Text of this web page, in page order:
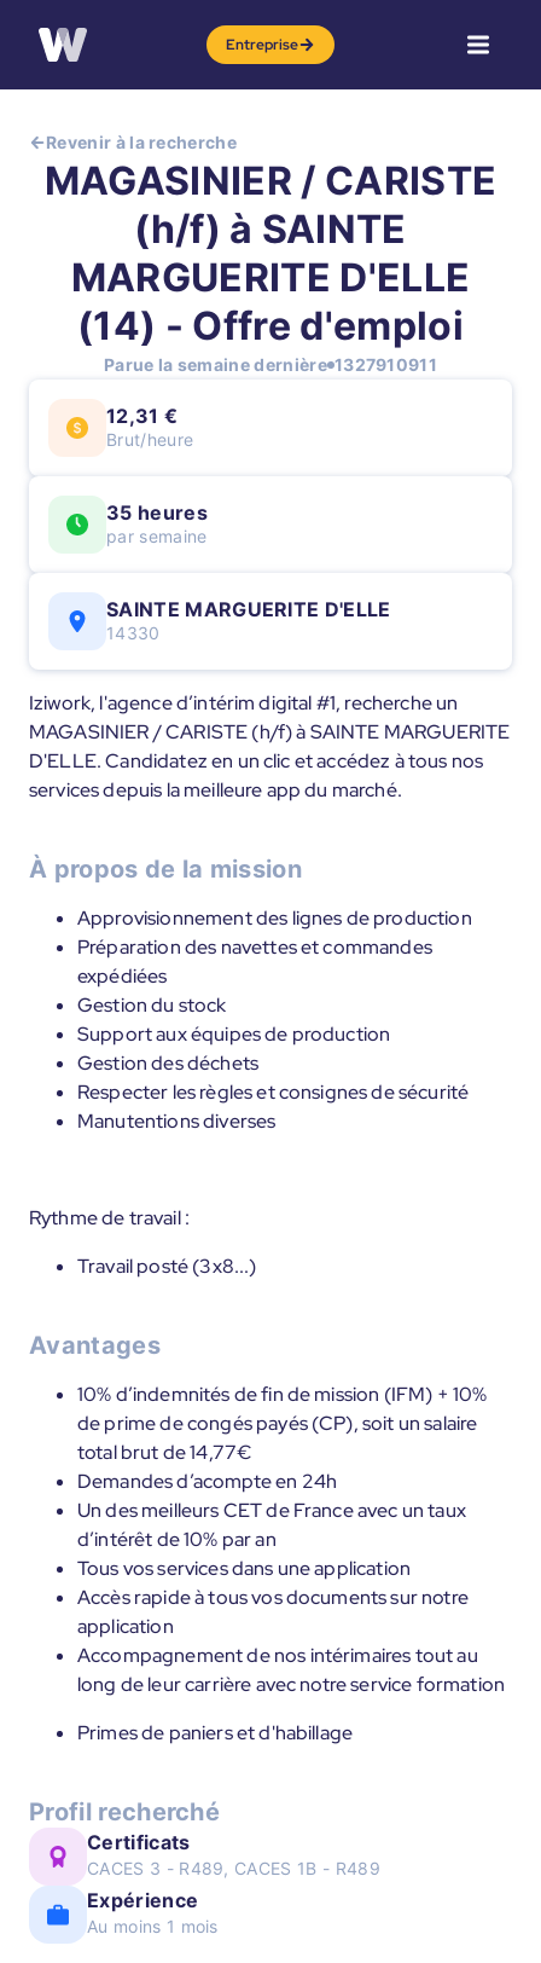
Entreprise
Revenir à la recherche
MAGASINIER / CARISTE
(h/f) à SAINTE
MARGUERITE D'ELLE
(14) - Offre d'emploi
Parue la semaine dernière 1327910911
12,31 €
Brut/heure
35 heures
par semaine
SAINTE MARGUERITE D'ELLE
14330
Iziwork, l'agence d’intérim digital #1, recherche un
MAGASINIER / CARISTE (h/f) à SAINTE MARGUERITE
D'ELLE. Candidatez en un clic et accédez à tous nos
services depuis la meilleure app du marché.
À propos de la mission
Approvisionnement des lignes de production
Préparation des navettes et commandes
expédiées
Gestion du stock
Support aux équipes de production
Gestion des déchets
Respecter les règles et consignes de sécurité
Manutentions diverses
Rythme de travail :
Travail posté (3x8...)
Avantages
10% d’indemnités de fin de mission (IFM) + 10%
de prime de congés payés (CP), soit un salaire
total brut de 14,77€
Demandes d’acompte en 24h
Un des meilleurs CET de France avec un taux
d’intérêt de 10% par an
Tous vos services dans une application
Accès rapide à tous vos documents sur notre
application
Accompagnement de nos intérimaires tout au
long de leur carrière avec notre service formation
Primes de paniers et d'habillage
Profil recherché
Certificats
CACES 3 - R489, CACES 1B - R489
Expérience
Au moins 1 mois